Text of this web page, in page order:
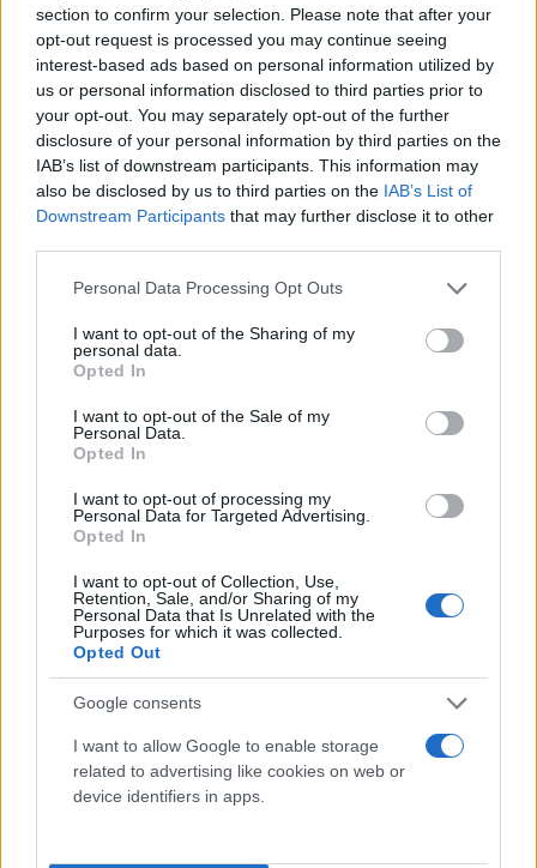
section to confirm your selection. Please note that after your
opt-out request is processed you may continue seeing
interest-based ads based on personal information utilized by
us or personal information disclosed to third parties prior to
your opt-out. You may separately opt-out of the further
disclosure of your personal information by third parties on the
IAB’s list of downstream participants. This information may
also be disclosed by us to third parties on the IAB’s List of
Downstream Participants that may further disclose it to other
Please note that this website/app uses one or more Google
not limited to your visit or usage behaviour. You may click to
grant or deny consent to Google and its third-party tags to
use your data for below specified purposes in below Google
consent section.
Personal Data Processing Opt Outs
I want to opt-out of the Sharing of my
personal data.
Opted In
I want to opt-out of the Sale of my
Personal Data.
Opted In
I want to opt-out of processing my
Personal Data for Targeted Advertising.
Opted In
I want to opt-out of Collection, Use,
Retention, Sale, and/or Sharing of my
Personal Data that Is Unrelated with the
Purposes for which it was collected.
Opted Out
Google consents
I want to allow Google to enable storage
related to advertising like cookies on web or
device identifiers in apps.
Στο σημείο υπενθυμίζεται ότι επιχείρησαν 30
πυροσβέστες μαζί με εθελοντές της Ομάδας
Έρευνας και Διάσωσης.